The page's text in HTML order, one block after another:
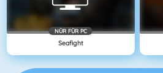
NÜR FÜR PC
Seafight